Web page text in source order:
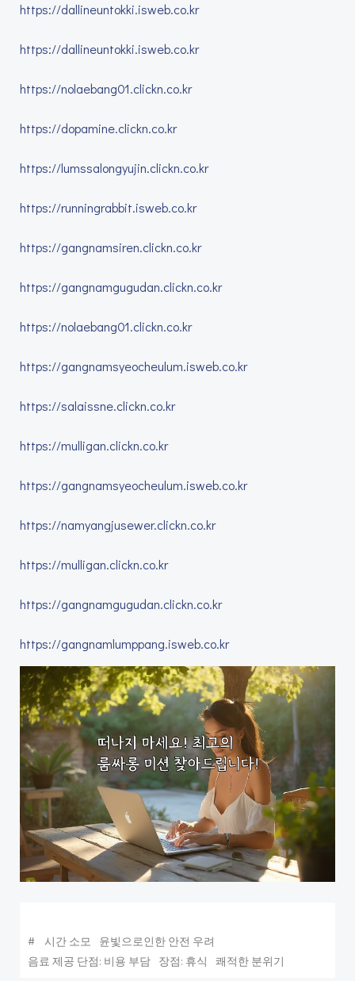
https://dallineuntokki.isweb.co.kr
https://dallineuntokki.isweb.co.kr
https://nolaebang01.clickn.co.kr
https://dopamine.clickn.co.kr
https://lumssalongyujin.clickn.co.kr
https://runningrabbit.isweb.co.kr
https://gangnamsiren.clickn.co.kr
https://gangnamgugudan.clickn.co.kr
https://nolaebang01.clickn.co.kr
https://gangnamsyeocheulum.isweb.co.kr
https://salaissne.clickn.co.kr
https://mulligan.clickn.co.kr
https://gangnamsyeocheulum.isweb.co.kr
https://namyangjusewer.clickn.co.kr
https://mulligan.clickn.co.kr
https://gangnamgugudan.clickn.co.kr
https://gangnamlumppang.isweb.co.kr
# 시간 소모
윤빛으로인한 안전 우려
음료 제공 단점: 비용 부담 장점: 휴식 쾌적한 분위기